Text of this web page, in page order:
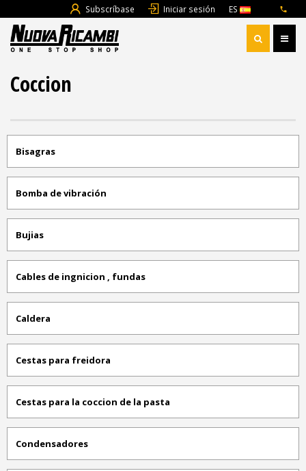
Subscríbase Iniciar sesión ES
Coccion
Bisagras
Bomba de vibración
Bujias
Cables de ingnicion , fundas
Caldera
Cestas para freidora
Cestas para la coccion de la pasta
Condensadores